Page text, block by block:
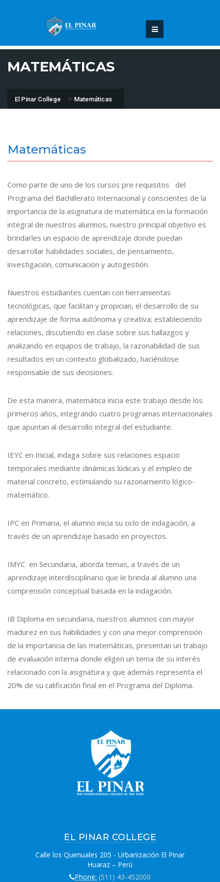
MATEMÁTICAS
El Pinar College > Matemáticas
Matemáticas
Como parte de uno de los cursos pre requisitos del
Programa del Bachillerato Internacional y conscientes de la
importancia de la asignatura de matemática en la formación
integral de nuestros alumnos, nuestro principal objetivo es
brindarles un espacio de aprendizaje donde puedan
desarrollar habilidades sociales, de pensamiento,
investigación, comunicación y autogestión.
Nuestros estudiantes cuentan con herramientas
tecnológicas, que facilitan y propician, el desarrollo de su
aprendizaje de forma autónoma y creativa; estableciendo
relaciones, discutiendo en clase sobre sus hallazgos y
analizando en equipos de trabajo, la razonabilidad de sus
resultados en un contexto globalizado, haciéndose
responsable de sus decisiones.
De esta manera, matemática inicia este trabajo desde los
primeros años, integrando cuatro programas internacionales
que apuntan al desarrollo integral del estudiante.
IEYC en Inicial, indaga sobre sus relaciones espacio
temporales mediante dinámicas lúdicas y el empleo de
material concreto, estimulando su razonamiento lógico-
matemático.
IPC en Primaria, el alumno inicia su ciclo de indagación, a
través de un aprendizaje basado en proyectos.
IMYC en Secundaria, aborda temas, a través de un
aprendizaje interdisciplinario que le brinda al alumno una
comprensión conceptual basada en la indagación.
IB Diploma en secundaria, nuestros alumnos con mayor
madurez en sus habilidades y con una mejor comprensión
de la importancia de las matemáticas, presentan un trabajo
de evaluación interna donde eligen un tema de su interés
relacionado con la asignatura y que además representa el
20% de su calificación final en el Programa del Diploma.
EL PINAR COLLEGE
Calle los Quenuales 205 - Urbanización El Pinar
Huaraz – Perú
Phone: (511) 43-452000